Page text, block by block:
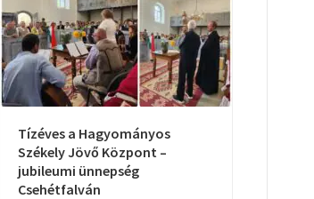
Tízéves a Hagyományos
Székely Jövő Központ –
jubileumi ünnepség
Csehétfalván